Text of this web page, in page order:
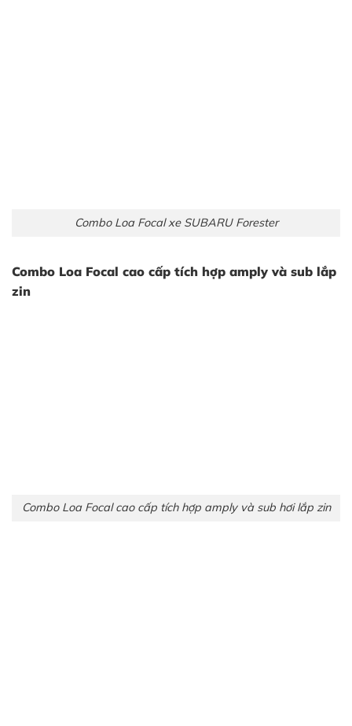
Combo Loa Focal xe SUBARU Forester
Combo Loa Focal cao cấp tích hợp amply và sub lắp
zin
Combo Loa Focal cao cấp tích hợp amply và sub hơi lắp zin